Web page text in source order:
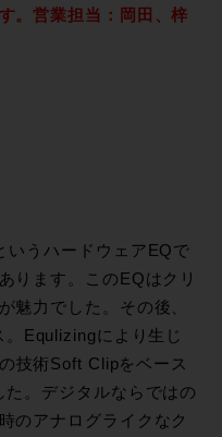
。営業担当：岡田、梓
うハードウェアEQで
ります。このEQはクリ
魅力でした。その後、
Equlizingにより生じ
技術Soft Clipをベース
。デジタルならではの
のアナログライクなク